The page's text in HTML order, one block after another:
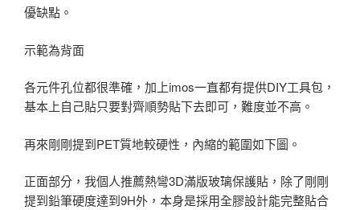
優缺點。
示範為背面
各元件孔位都很準確，加上imos一直都有提供DIY工具包，
基本上自己貼只要對齊順勢貼下去即可，難度並不高。
再來剛剛提到PET質地較硬性，內縮的範圍如下圖。
正面部分，我個人推薦熱彎3D滿版玻璃保護貼，除了剛剛
提到鉛筆硬度達到9H外，本身是採用全膠設計能完整貼合